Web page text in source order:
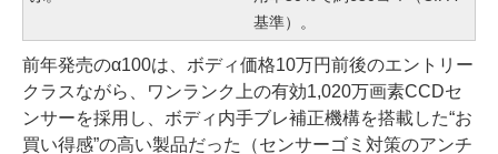
基準）。
前年発売のα100は、ボディ価格10万円前後のエントリー
クラスながら、ワンランク上の有効1,020万画素CCDセ
ンサーを採用し、ボディ内手ブレ補正機構を搭載した“お
買い得感”の高い製品だった（センサーゴミ対策のアンチ